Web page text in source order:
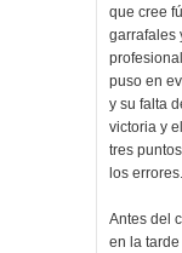
que cree
garrafales
puso en
y su falta
victoria y
tres
los errores.
Antes del
en la